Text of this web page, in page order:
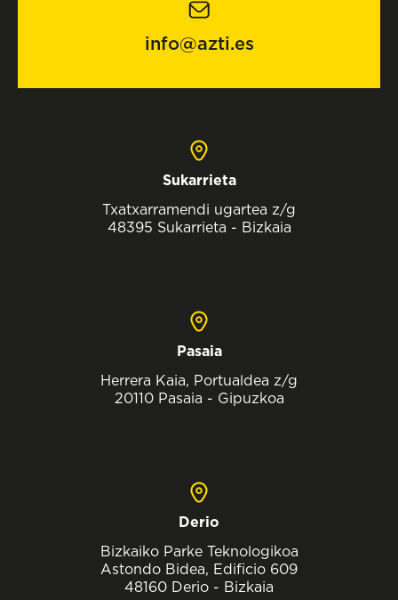
info@azti.es
Sukarrieta
Txatxarramendi ugartea z/g
48395 Sukarrieta - Bizkaia
Pasaia
Herrera Kaia, Portualdea z/g
20110 Pasaia - Gipuzkoa
Derio
Bizkaiko Parke Teknologikoa
Astondo Bidea, Edificio 609
48160 Derio - Bizkaia